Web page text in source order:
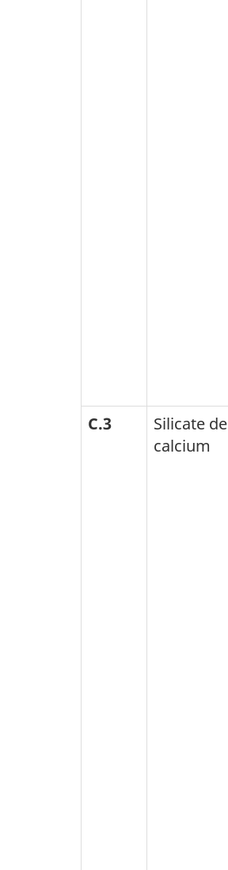
C.3
Silicate de
calcium